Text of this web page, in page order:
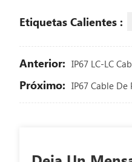
Etiquetas Calientes :
Anterior: IP67 LC-LC
Próximo: IP67 Cable De